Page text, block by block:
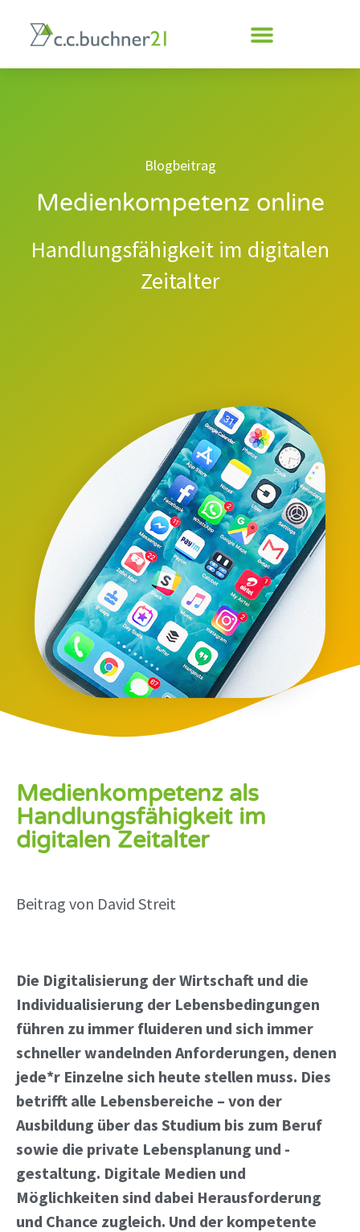
springen
Blogbeitrag
Medienkompetenz online
Handlungsfähigkeit im digitalen
Zeitalter
Medienkompetenz als
Handlungsfähigkeit im
digitalen Zeitalter
Beitrag von David Streit
Die Digitalisierung der Wirtschaft und die
Individualisierung der Lebensbedingungen
führen zu immer fluideren und sich immer
schneller wandelnden Anforderungen, denen
jede*r Einzelne sich heute stellen muss. Dies
betrifft alle Lebensbereiche – von der
Ausbildung über das Studium bis zum Beruf
sowie die private Lebensplanung und -
gestaltung. Digitale Medien und
Möglichkeiten sind dabei Herausforderung
und Chance zugleich. Und der kompetente